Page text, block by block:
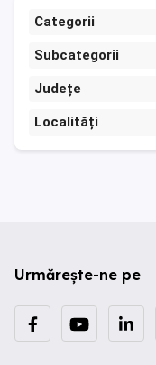
Categorii
Subcategorii
Județe
Localități
Urmărește-ne pe